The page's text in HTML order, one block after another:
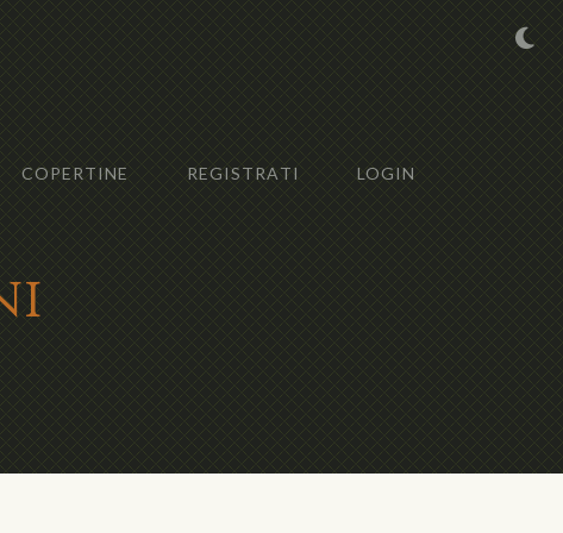
COPERTINE REGISTRATI LOGIN